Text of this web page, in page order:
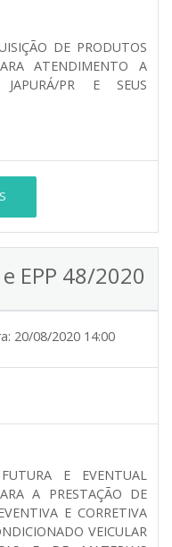
DE PRODUTOS
ATENDIMENTO A
PR E SEUS
EPP 48/2020
20/08/2020 14:00
E EVENTUAL
A PRESTAÇÃO DE
E CORRETIVA
VEICULAR